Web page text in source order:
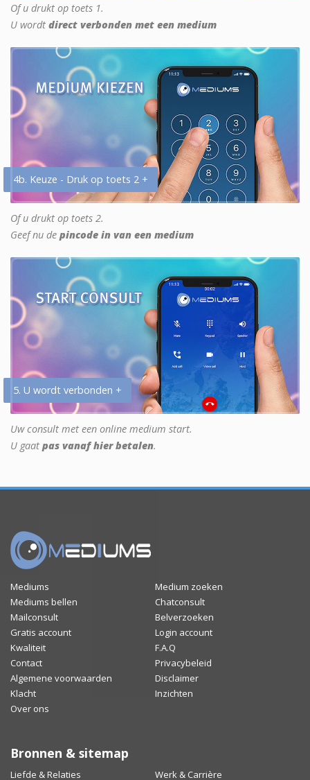
Of u drukt op toets 1.
U wordt direct verbonden met een medium
4b. Keuze - Druk op toets 2 +
Of u drukt op toets 2.
Geef nu de pincode in van een medium
5. U wordt verbonden +
Uw consult met een online medium start.
U gaat pas vanaf hier betalen.
Mediums
Medium zoeken
Mediums bellen
Chatconsult
Mailconsult
Belverzoeken
Gratis account
Login account
Kwaliteit
F.A.Q
Contact
Privacybeleid
Algemene voorwaarden
Disclaimer
Klacht
Inzichten
Over ons
Bronnen & sitemap
Liefde & Relaties Werk & Carrière